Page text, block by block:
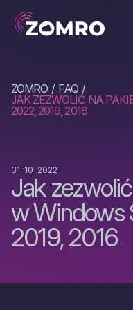
ZOMRO
FAQ
JAK ZEZWOLIĆ NA
2022, 2019, 2016
Jak
w Windows
2019, 2016
31-10-2022